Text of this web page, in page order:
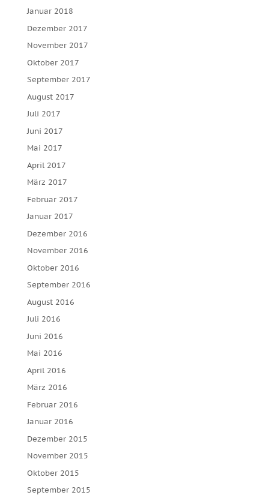
Januar 2018
Dezember 2017
November 2017
Oktober 2017
September 2017
August 2017
Juli 2017
Juni 2017
Mai 2017
April 2017
März 2017
Februar 2017
Januar 2017
Dezember 2016
November 2016
Oktober 2016
September 2016
August 2016
Juli 2016
Juni 2016
Mai 2016
April 2016
März 2016
Februar 2016
Januar 2016
Dezember 2015
November 2015
Oktober 2015
September 2015